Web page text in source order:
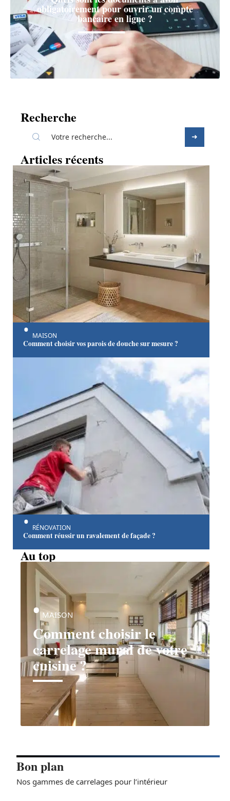
obligatoirement pour ouvrir un compte
bancaire en ligne ?
Recherche
Articles récents
MAISON
Comment choisir vos parois de douche sur mesure ?
RÉNOVATION
Comment réussir un ravalement de façade ?
Au top
Comment choisir le
carrelage mural de votre
cuisine ?
MAISON
Bon plan
Nos gammes de carrelages pour l’intérieur